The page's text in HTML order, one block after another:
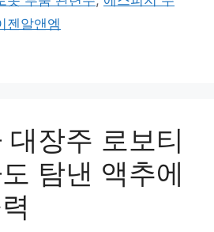
젠알앤엠
대장주 로보티
탐낸 액추에